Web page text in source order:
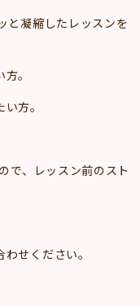
と凝縮したレッスンを
。
方。
で、レッスン前のスト
せください。